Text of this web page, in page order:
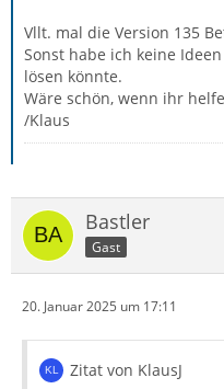
Vllt. mal die Version 135
Sonst habe ich keine
lösen könnte.
Wäre schön, wenn ihr
/Klaus
Bastler
Gast
20. Januar 2025 um 17:11
Zitat von KlausJ